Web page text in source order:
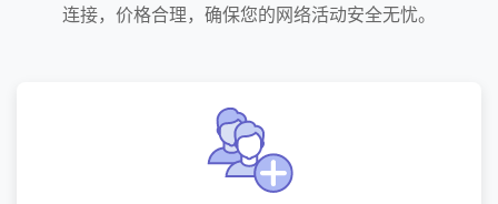
连接，价格合理，确保您的网络活动安全无忧。